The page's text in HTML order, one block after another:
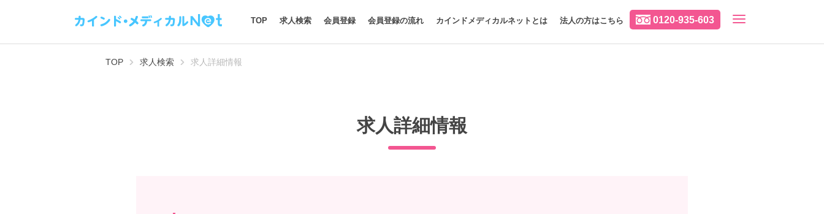
0120-935-603
TOP 求人検索 会員登録 会員登録の流れ カインドメディカルネットとは 法人の方はこちら
TOP 求人検索 求人詳細情報
求人詳細情報